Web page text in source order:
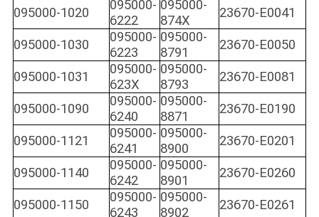
095000-1020
095000-
6222
095000-
874X
23670-E0041
095000-1030
095000-
6223
095000-
8791
23670-E0050
095000-1031
095000-
623X
095000-
8793
23670-E0081
095000-1090
095000-
6240
095000-
8871
23670-E0190
095000-1121
095000-
6241
095000-
8900
23670-E0201
095000-1140
095000-
6242
095000-
8901
23670-E0260
095000-1150
095000-
6243
095000-
8902
23670-E0261